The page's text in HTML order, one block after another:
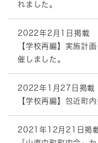
れました。
2022年2月1日掲載
【学校再編】実施計
催しました。
2022年1月27日掲載
【学校再編】包近町
2021年12月21日掲